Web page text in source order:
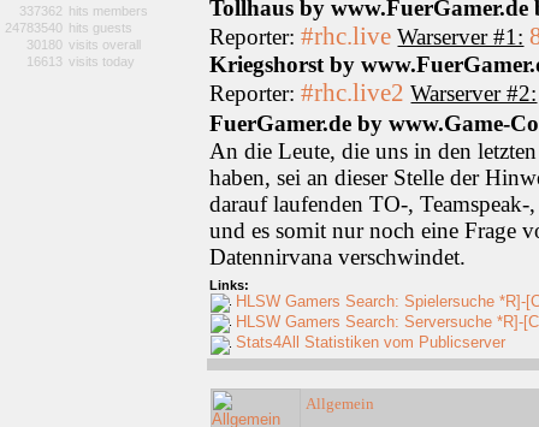
337362 hits members
24783540 hits guests
30180 visits overall
16613 visits today
Tollhaus by www.FuerGamer.de
Reporter:#rhc.live Warserver #1:
Kriegshorst by
Reporter:#rhc.live2 Warserver #2:
FuerGamer.de by www.Game-
An die Leute, die uns in den
haben, sei an dieser Stelle der
darauf laufenden TO-,
und es somit nur noch eine Frage
Datennirvana verschwindet.
Links:
HLSW Gamers Search: Spielersuche *R]-
HLSW Gamers Search: Serversuche *R]-
Stats4All Statistiken vom Publicserver
Allgemein